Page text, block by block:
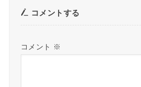
コメントする
コメント ※